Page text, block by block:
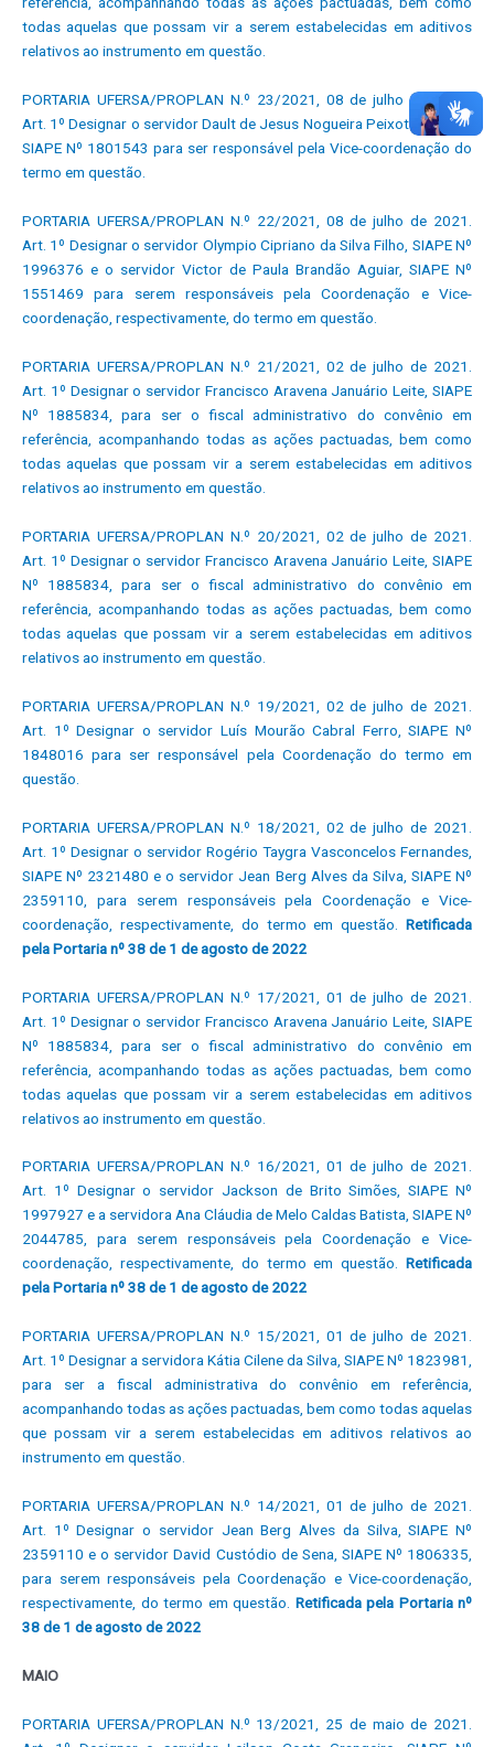
todas aquelas que possam vir a serem estabelecidas em aditivos
relativos ao instrumento em questão.
PORTARIA UFERSA/PROPLAN N.º 23/2021, 08 de julho de 2021.
Art. 1º Designar o servidor Dault de Jesus Nogueira Peixoto Couras,
SIAPE Nº 1801543 para ser responsável pela Vice-coordenação do
termo em questão.
PORTARIA UFERSA/PROPLAN N.º 22/2021, 08 de julho de 2021.
Art. 1º Designar o servidor Olympio Cipriano da Silva Filho, SIAPE Nº
1996376 e o servidor Victor de Paula Brandão Aguiar, SIAPE Nº
1551469 para serem responsáveis pela Coordenação e Vice-
coordenação, respectivamente, do termo em questão.
PORTARIA UFERSA/PROPLAN N.º 21/2021, 02 de julho de 2021.
Art. 1º Designar o servidor Francisco Aravena Januário Leite, SIAPE
Nº 1885834, para ser o fiscal administrativo do convênio em
referência, acompanhando todas as ações pactuadas, bem como
todas aquelas que possam vir a serem estabelecidas em aditivos
relativos ao instrumento em questão.
PORTARIA UFERSA/PROPLAN N.º 20/2021, 02 de julho de 2021.
Art. 1º Designar o servidor Francisco Aravena Januário Leite, SIAPE
Nº 1885834, para ser o fiscal administrativo do convênio em
referência, acompanhando todas as ações pactuadas, bem como
todas aquelas que possam vir a serem estabelecidas em aditivos
relativos ao instrumento em questão.
PORTARIA UFERSA/PROPLAN N.º 19/2021, 02 de julho de 2021.
Art. 1º Designar o servidor Luís Mourão Cabral Ferro, SIAPE Nº
1848016 para ser responsável pela Coordenação do termo em
questão.
PORTARIA UFERSA/PROPLAN N.º 18/2021, 02 de julho de 2021.
Art. 1º Designar o servidor Rogério Taygra Vasconcelos Fernandes,
SIAPE Nº 2321480 e o servidor Jean Berg Alves da Silva, SIAPE Nº
2359110, para serem responsáveis pela Coordenação e Vice-
coordenação, respectivamente, do termo em questão. Retificada
pela Portaria nº 38 de 1 de agosto de 2022
PORTARIA UFERSA/PROPLAN N.º 17/2021, 01 de julho de 2021.
Art. 1º Designar o servidor Francisco Aravena Januário Leite, SIAPE
Nº 1885834, para ser o fiscal administrativo do convênio em
referência, acompanhando todas as ações pactuadas, bem como
todas aquelas que possam vir a serem estabelecidas em aditivos
relativos ao instrumento em questão.
PORTARIA UFERSA/PROPLAN N.º 16/2021, 01 de julho de 2021.
Art. 1º Designar o servidor Jackson de Brito Simões, SIAPE Nº
1997927 e a servidora Ana Cláudia de Melo Caldas Batista, SIAPE Nº
2044785, para serem responsáveis pela Coordenação e Vice-
coordenação, respectivamente, do termo em questão. Retificada
pela Portaria nº 38 de 1 de agosto de 2022
PORTARIA UFERSA/PROPLAN N.º 15/2021, 01 de julho de 2021.
Art. 1º Designar a servidora Kátia Cilene da Silva, SIAPE Nº 1823981,
para ser a fiscal administrativa do convênio em referência,
acompanhando todas as ações pactuadas, bem como todas aquelas
que possam vir a serem estabelecidas em aditivos relativos ao
instrumento em questão.
PORTARIA UFERSA/PROPLAN N.º 14/2021, 01 de julho de 2021.
Art. 1º Designar o servidor Jean Berg Alves da Silva, SIAPE Nº
2359110 e o servidor David Custódio de Sena, SIAPE Nº 1806335,
para serem responsáveis pela Coordenação e Vice-coordenação,
respectivamente, do termo em questão. Retificada pela Portaria nº
38 de 1 de agosto de 2022
MAIO
PORTARIA UFERSA/PROPLAN N.º 13/2021, 25 de maio de 2021.